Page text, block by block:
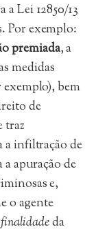
a Lei 12850/13
Por exemplo:
premiada, a
medidas
bem
de
traz
a infiltração de
a apuração de
e,
o agente
da